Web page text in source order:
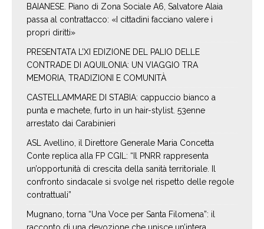
BAIANESE. Piano di Zona Sociale A6, Salvatore Alaia
passa al contrattacco: «I cittadini facciano valere i
propri diritti»
PRESENTATA L’XI EDIZIONE DEL PALIO DELLE
CONTRADE DI AQUILONIA: UN VIAGGIO TRA
MEMORIA, TRADIZIONI E COMUNITÀ
CASTELLAMMARE DI STABIA: cappuccio bianco a
punta e machete, furto in un hair-stylist. 53enne
arrestato dai Carabinieri
ASL Avellino, il Direttore Generale Maria Concetta
Conte replica alla FP CGIL: “Il PNRR rappresenta
un’opportunità di crescita della sanità territoriale. Il
confronto sindacale si svolge nel rispetto delle regole
contrattuali”
Mugnano, torna “Una Voce per Santa Filomena”: il
racconto di una devozione che unisce un’intera